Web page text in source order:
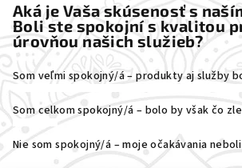
Aká je Vaša skúsenosť s
Boli ste spokojní s kvalitou
úrovňou našich služieb?
Som veľmi spokojný/á – produkty aj služby
Som celkom spokojný/á – bolo by však čo
Nie som spokojný/á – moje očakávania